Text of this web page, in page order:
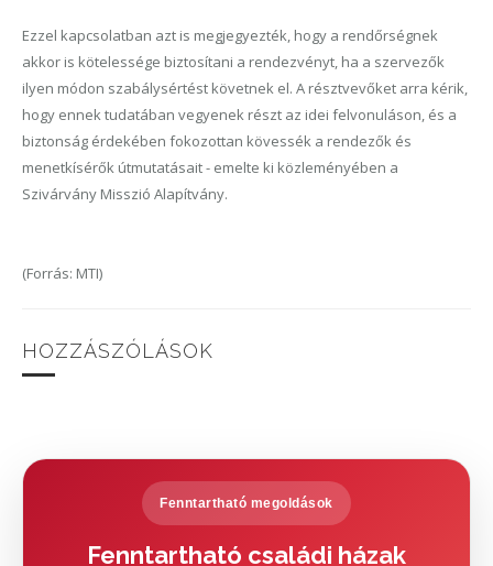
Ezzel kapcsolatban azt is megjegyezték, hogy a rendőrségnek
akkor is kötelessége biztosítani a rendezvényt, ha a szervezők
ilyen módon szabálysértést követnek el. A résztvevőket arra kérik,
hogy ennek tudatában vegyenek részt az idei felvonuláson, és a
biztonság érdekében fokozottan kövessék a rendezők és
menetkísérők útmutatásait - emelte ki közleményében a
Szivárvány Misszió Alapítvány.
(Forrás: MTI)
HOZZÁSZÓLÁSOK
Fenntartható megoldások
Fenntartható családi házak